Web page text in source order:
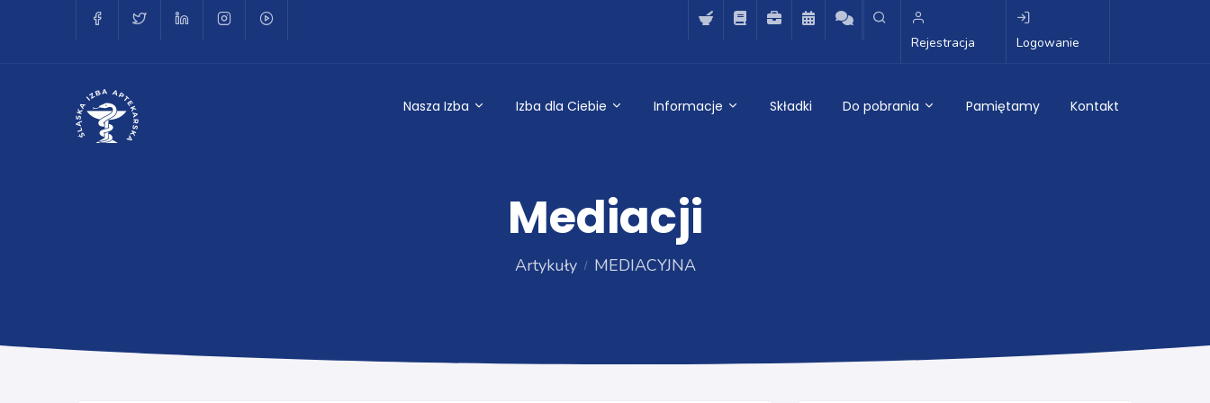
Rejestracja Logowanie
Nasza Izba Izba dla Ciebie Informacje Składki Do pobrania Pamiętamy Kontakt
Mediacji
Artykuły MEDIACYJNA